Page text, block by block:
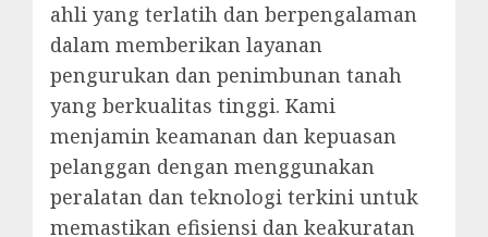
ahli yang terlatih dan berpengalaman
dalam memberikan layanan
pengurukan dan penimbunan tanah
yang berkualitas tinggi. Kami
menjamin keamanan dan kepuasan
pelanggan dengan menggunakan
peralatan dan teknologi terkini untuk
memastikan efisiensi dan keakuratan